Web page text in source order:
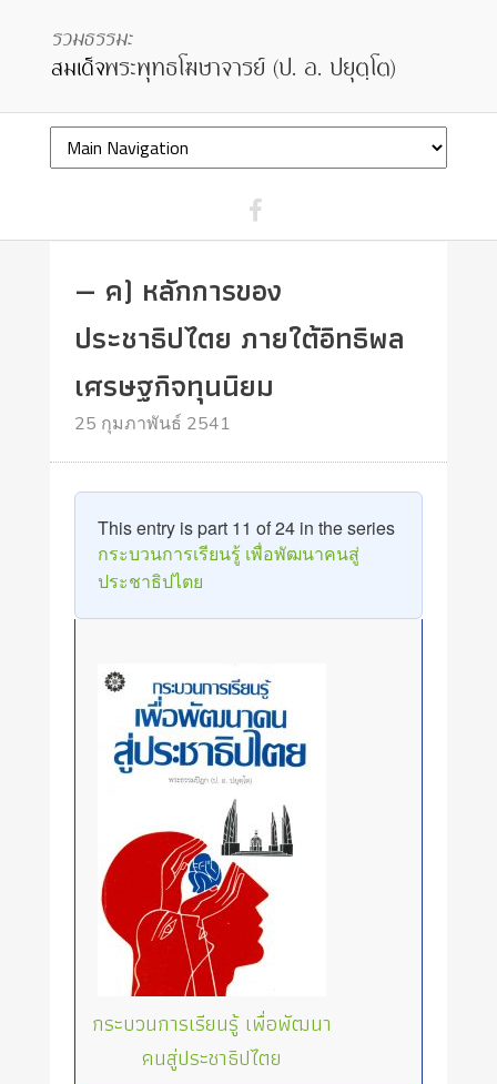
— ค) หลักการของ
ประชาธิปไตย ภายใต้อิทธิพล
เศรษฐกิจทุนนิยม
25 กุมภาพันธ์ 2541
This entry is part 11 of 24 in the series
กระบวนการเรียนรู้ เพื่อพัฒนาคนสู่
ประชาธิปไตย
กระบวนการเรียนรู้ เพื่อพัฒนา
คนสู่ประชาธิปไตย